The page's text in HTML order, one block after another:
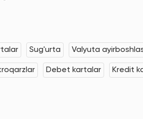
Sug'urta Valyuta
Debet kartalar Kredit